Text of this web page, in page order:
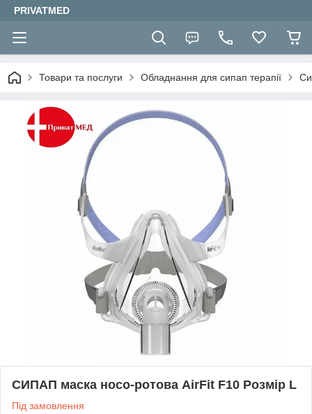
PRIVATMED
Товари та послуги Обладнання для сипап терапії
СИПАП маска носо-ротова AirFit F10 Розмір L
Під замовлення